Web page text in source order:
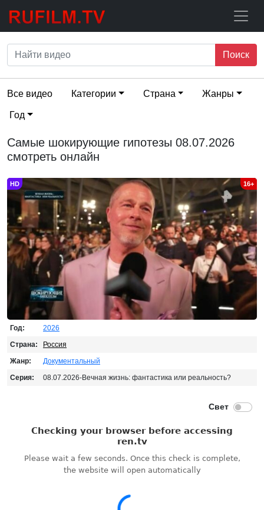
Поиск
Все видео Категории Страна Жанры
Год
Самые шокирующие гипотезы 08.07.2026
смотреть онлайн
HD 16+
Год:
2026
Страна:
Россия
Жанр:
Документальный
Серия:
08.07.2026-Вечная жизнь: фантастика или реальность?